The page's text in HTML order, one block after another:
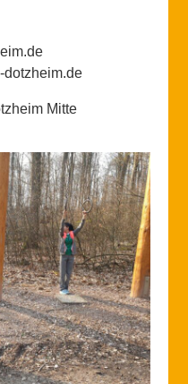
dotzheim.de
Mitte